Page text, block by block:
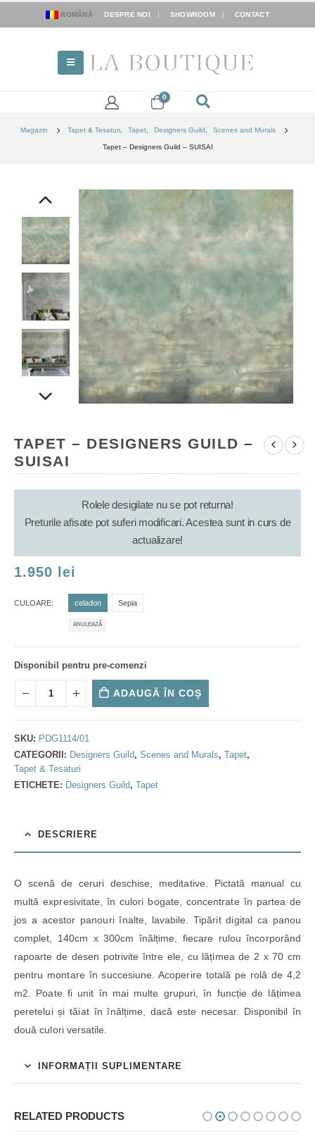
ROMÂNĂ DESPRE NOI SHOWROOM CONTACT
0
Magazin Tapet & Tesaturi, Tapet, Designers Guild Scenes and Murals
Tapet – Designers Guild – SUISAI
TAPET – DESIGNERS GUILD –
SUISAI
Rolele desigilate nu se pot returna!
Preturile afisate pot suferi modificari. Acestea sunt in curs de
actualizare!
1.950 lei
CULOARE celadon Sepia
ANULEAZĂ
Disponibil pentru pre-comenzi
ADAUGĂ ÎN COȘ
SKU: PDG1114/01
CATEGORII: Designers Guild, Scenes and Murals, Tapet,
Tapet & Tesaturi
ETICHETE: Designers Guild, Tapet
DESCRIERE
O scenă de ceruri deschise, meditative. Pictată manual cu
multă expresivitate, în culori bogate, concentrate în partea de
jos a acestor panouri înalte, lavabile. Tipărit digital ca panou
complet, 140cm x 300cm înălțime, fiecare rulou încorporând
rapoarte de desen potrivite între ele, cu lățimea de 2 x 70 cm
pentru montare în succesiune. Acoperire totală pe rolă de 4,2
m2. Poate fi unit în mai multe grupuri, în funcție de lățimea
peretelui și tăiat în înălțime, dacă este necesar. Disponibil în
două culori versatile.
INFORMAȚII SUPLIMENTARE
RELATED PRODUCTS